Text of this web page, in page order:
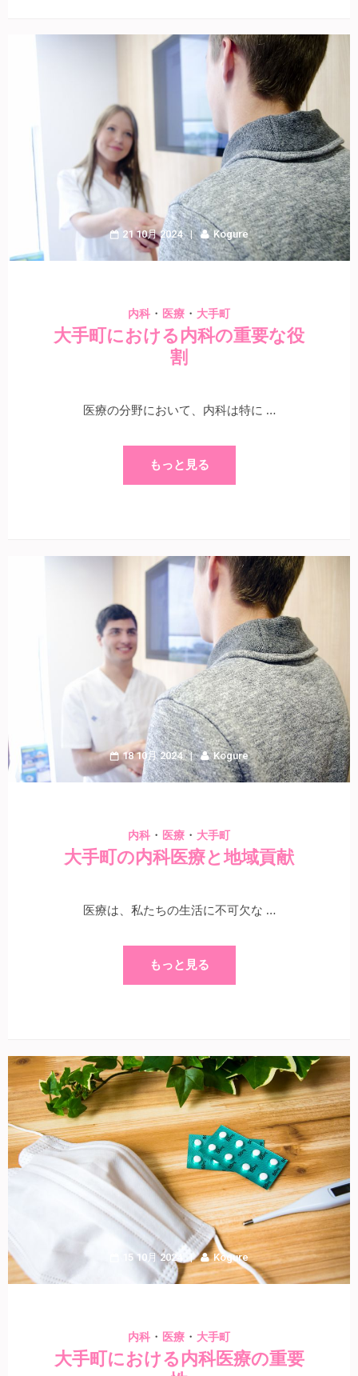
21 10月 2024 Kogure
内科 ・ 医療 ・ 大手町
大手町における内科の重要な役
割
医療の分野において、内科は特に …
もっと見る
18 10月 2024 Kogure
内科 ・ 医療 ・ 大手町
大手町の内科医療と地域貢献
医療は、私たちの生活に不可欠な …
もっと見る
15 10月 2024 Kogure
内科 ・ 医療 ・ 大手町
大手町における内科医療の重要